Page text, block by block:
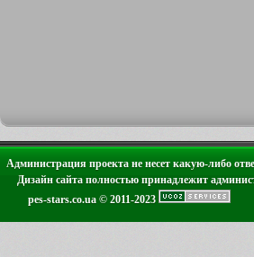
Администрация проекта не несет какую-либо
Дизайн сайта полностью принадлежит
pes-stars.co.ua © 2011-2023